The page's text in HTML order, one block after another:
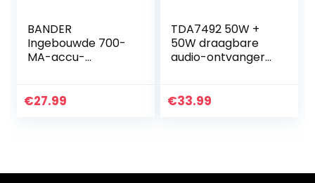
BANDER
Ingebouwde 700-
MA-accu-
draagbaar
Abra…
€27.99
TDA7492 50W +
50W draagbare
audio-ontvanger
€33.99